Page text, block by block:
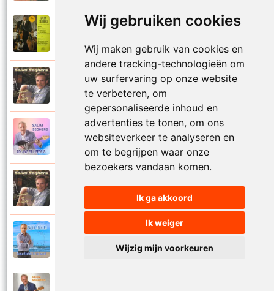
Wij gebruiken cookies
Wij maken gebruik van cookies en
andere tracking-technologieën om
uw surfervaring op onze website
te verbeteren, om
gepersonaliseerde inhoud en
advertenties te tonen, om ons
websiteverkeer te analyseren en
om te begrijpen waar onze
bezoekers vandaan komen.
Ik ga akkoord
Ik weiger
Wijzig mijn voorkeuren
Salim Seghers
Salim Seghers
Zeven nachten geef ik jou
Salim Seghers
Zolang er liefde is
2002
Salim Seghers
Zomerliefde is zo mooi